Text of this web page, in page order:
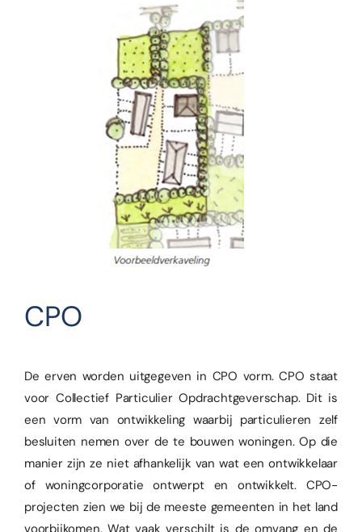
CPO
De erven worden uitgegeven in CPO vorm. CPO staat
voor Collectief Particulier Opdrachtgeverschap. Dit is
een vorm van ontwikkeling waarbij particulieren zelf
besluiten nemen over de te bouwen woningen. Op die
manier zijn ze niet afhankelijk van wat een ontwikkelaar
of woningcorporatie ontwerpt en ontwikkelt. CPO-
projecten zien we bij de meeste gemeenten in het land
voorbijkomen. Wat vaak verschilt is de omvang en de